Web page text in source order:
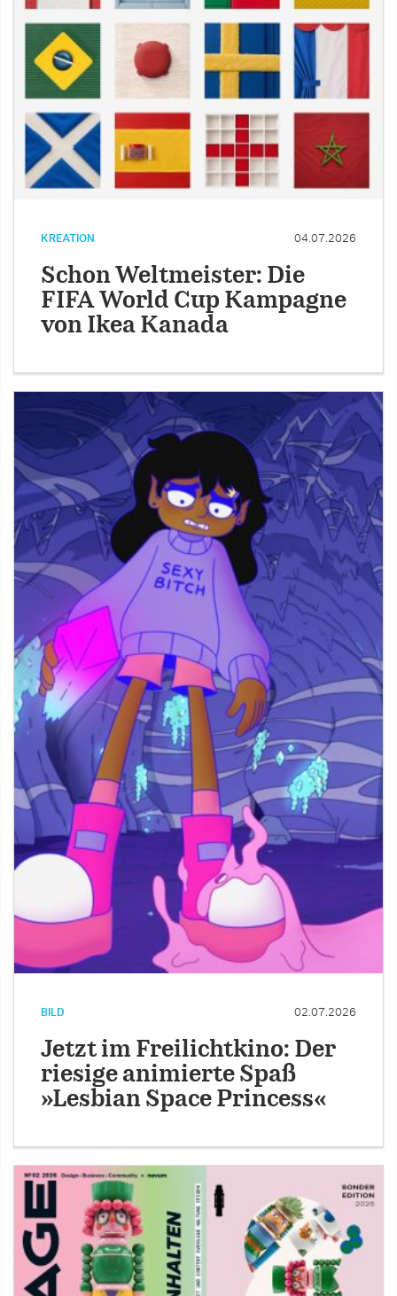
KREATION 04.07.2026
Schon Weltmeister: Die
FIFA World Cup Kampagne
von Ikea Kanada
BILD 02.07.2026
Jetzt im Freilichtkino: Der
riesige animierte Spaß
»Lesbian Space Princess«